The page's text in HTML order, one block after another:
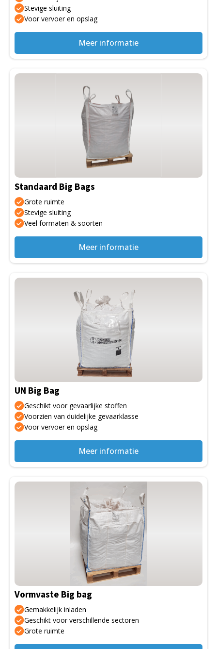
Stevige sluiting
Voor vervoer en opslag
Meer informatie
de
productpagina
Standaard Big Bags
Grote ruimte
Stevige sluiting
Veel formaten & soorten
Meer informatie
Dit
gekozen
worden
op
de
productpagina
UN Big Bag
Geschikt voor gevaarlijke stoffen
Voorzien van duidelijke gevaarklasse
Voor vervoer en opslag
Meer informatie
Dit
gekozen
worden
op
de
productpagina
Vormvaste Big bag
Gemakkelijk inladen
Geschikt voor verschillende sectoren
Grote ruimte
Dit
gekozen
worden
op
de
productpagina